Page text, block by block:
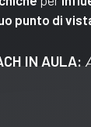
punto di
IN AULA: